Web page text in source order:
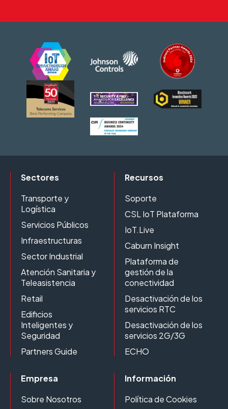
Sectores
Transporte y
Logística
Servicios Públicos
Infraestructuras
Sector Industrial
Atención Sanitaria y
Teleasistencia
Retail
Edificios
Inteligentes y
Seguridad
Partners Guide
Recursos
Soporte
CSL IoT Plataforma
IoT.Live
Caburn Insight
Plataforma de
gestión de la
conectividad
Desactivación de los
servicios RTC
Desactivación de los
servicios 2G/3G
ECHO
Empresa
Sobre Nosotros
Información
Política de Cookies